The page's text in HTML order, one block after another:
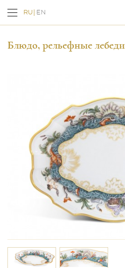
RU EN
Блюдо, рельефные лебеди